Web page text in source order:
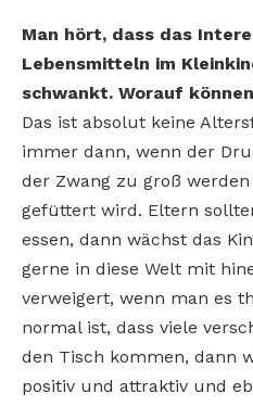
Man hört, dass das
Lebensmitteln im
schwankt. Worauf
Das ist absolut keine
immer dann, wenn der
der Zwang zu groß
gefüttert wird. Eltern
essen, dann wächst das
gerne in diese Welt mit
verweigert, wenn man es
normal ist, dass viele
den Tisch kommen, dann
positiv und attraktiv und